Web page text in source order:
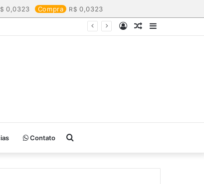
0,0323 Compra 0,0323
Barra
Artigo
Entrar
Contato Procurar
por